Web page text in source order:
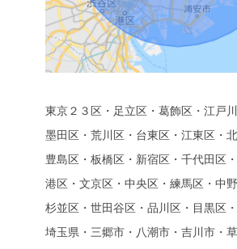
東京２３区・足立区・葛飾区・江戸川
墨田区・荒川区・台東区・江東区・北
豊島区・板橋区・新宿区・千代田区
港区・文京区・中央区・練馬区・中野
杉並区・世田谷区・品川区・目黒区
埼玉県・三郷市・八潮市・吉川市・草